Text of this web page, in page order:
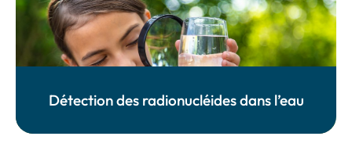
Détection des radionucléides dans l’eau